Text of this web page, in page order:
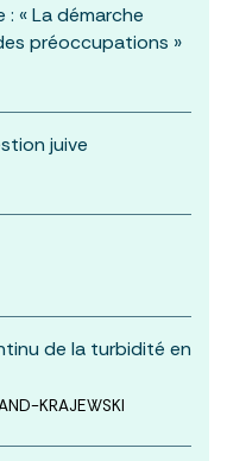
« La démarche
préoccupations »
juive
de la turbidité en
KRAJEWSKI